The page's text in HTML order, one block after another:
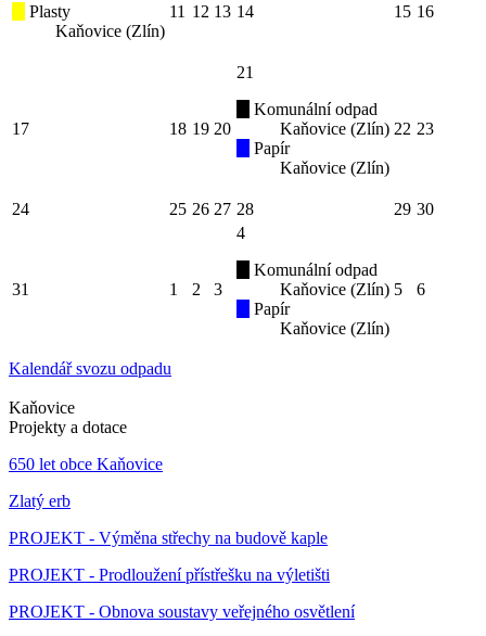
Plasty
Kaňovice (Zlín)
11 12 13 14 15 16
17 18 19 20
21
Komunální odpad
Kaňovice (Zlín)
Papír
Kaňovice (Zlín)
22 23
24 25 26 27 28 29 30
31 1 2 3
4
Komunální odpad
Kaňovice (Zlín)
Papír
Kaňovice (Zlín)
5 6
Kalendář svozu odpadu
Kaňovice
Projekty a dotace
650 let obce Kaňovice
Zlatý erb
PROJEKT - Výměna střechy na budově kaple
PROJEKT - Prodloužení přístřešku na výletišti
PROJEKT - Obnova soustavy veřejného osvětlení